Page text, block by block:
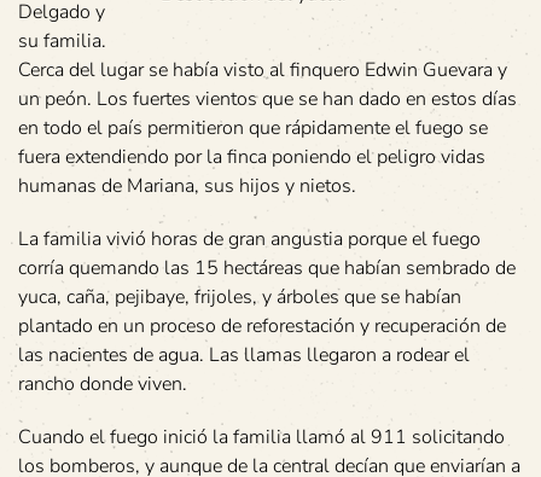
Delgado y
su familia.
Cerca del lugar se había visto al finquero Edwin Guevara y
un peón. Los fuertes vientos que se han dado en estos días
en todo el país permitieron que rápidamente el fuego se
fuera extendiendo por la finca poniendo el peligro vidas
humanas de Mariana, sus hijos y nietos.
La familia vivió horas de gran angustia porque el fuego
corría quemando las 15 hectáreas que habían sembrado de
yuca, caña, pejibaye, frijoles, y árboles que se habían
plantado en un proceso de reforestación y recuperación de
las nacientes de agua. Las llamas llegaron a rodear el
rancho donde viven.
Cuando el fuego inició la familia llamó al 911 solicitando
los bomberos, y aunque de la central decían que enviarían a